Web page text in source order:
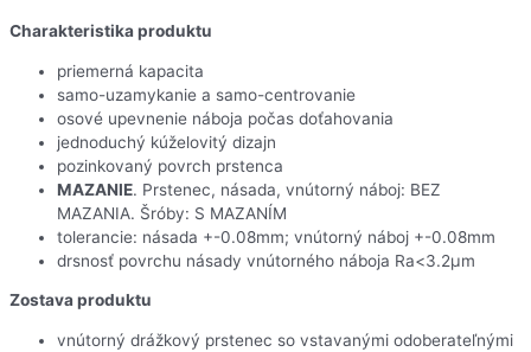
Charakteristika produktu
priemerná kapacita
samo-uzamykanie a samo-centrovanie
osové upevnenie náboja počas doťahovania
jednoduchý kúželovitý dizajn
pozinkovaný povrch prstenca
MAZANIE. Prstenec, násada, vnútorný náboj: BEZ
MAZANIA. Šróby: S MAZANÍM
tolerancie: násada +-0.08mm; vnútorný náboj +-0.08mm
drsnosť povrchu násady vnútorného náboja Ra<3.2µm
Zostava produktu
vnútorný drážkový prstenec so vstavanými odoberateľnými